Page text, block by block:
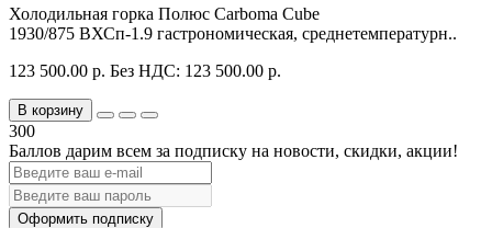
Холодильная горка Полюс Carboma Cube
1930/875 ВХСп-1.9 гастрономическая, среднетемпературн..
123 500.00 р. Без НДС: 123 500.00 р.
В корзину
300
Баллов дарим всем за подписку на новости, скидки, акции!
Оформить подписку